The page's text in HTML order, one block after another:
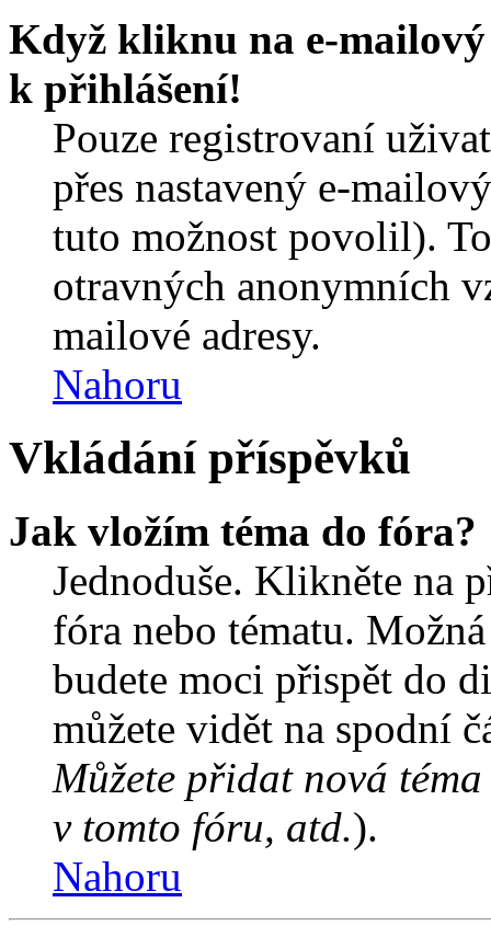
Když kliknu na e-
k přihlášení!
Pouze registrovaní
přes nastavený e-
tuto možnost povolil).
otravných anonymních
mailové adresy.
Nahoru
Vkládání příspěvků
Jak vložím téma do fóra?
Jednoduše. Klikněte na
fóra nebo tématu.
budete moci přispět do
můžete vidět na spodní
Můžete přidat nová
v tomto fóru, atd.).
Nahoru